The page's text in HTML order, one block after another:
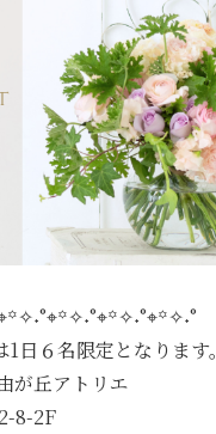
日６名限定となります。
が丘アトリエ
8-2F